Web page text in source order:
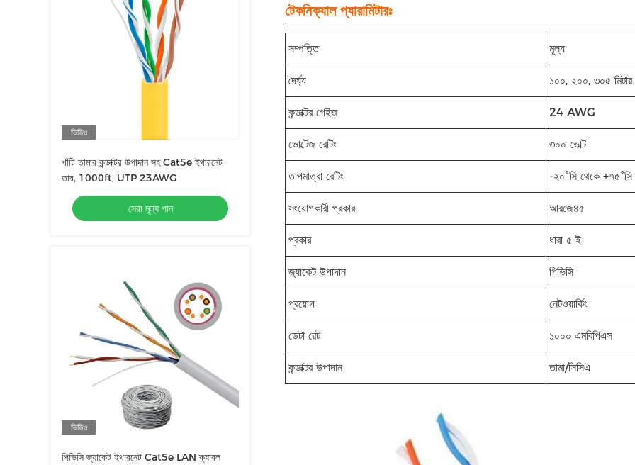
ভিডিও
খাঁটি তামার কন্ডাক্টর উপাদান সহ Cat5e ইথারনেট
তার, 1000ft, UTP 23AWG
সেরা মূল্য পান
ভিডিও
পিভিসি জ্যাকেট ইথারনেট Cat5e LAN ক্যাবল
টেকনিক্যাল প্যারামিটারঃ
সম্পত্তি মূল্য
দৈর্ঘ্য ১০০, ২০০, ৩০৫ মিটার
কন্ডাক্টর গেইজ 24 AWG
ভোল্টেজ রেটিং ৩০০ ভোল্ট
তাপমাত্রা রেটিং -২০°সি থেকে +৭৫°সি
সংযোগকারী প্রকার আরজে৪৫
প্রকার ধারা ৫ ই
জ্যাকেট উপাদান পিভিসি
প্রয়োগ নেটওয়ার্কিং
ডেটা রেট ১০০০ এমবিপিএস
কন্ডাক্টর উপাদান তামা/সিসিএ